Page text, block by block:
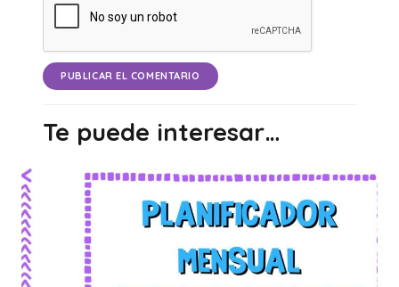
PUBLICAR EL COMENTARIO
Te puede interesar…